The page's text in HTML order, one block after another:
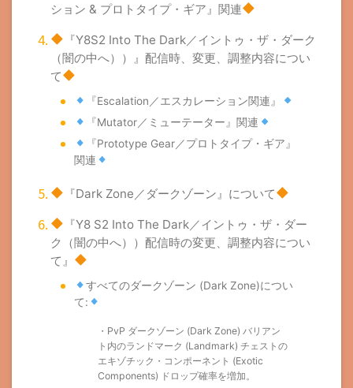
ション & プロトタイプ・ギア』関連
『Y8S2 Into The Dark／イントゥ・ザ・ダーク
（闇の中へ））』配信時、変更、調整内容につい
て
『Escalation／エスカレーション関連』
『Mutator／ミューテーター』関連
『Prototype Gear／プロトタイプ・ギア』
関連
『Dark Zone／ダークゾーン』について
『Y8 S2 Into The Dark／イントゥ・ザ・ダー
ク（闇の中へ））配信時の変更、調整内容につい
て』
すべてのダークゾーン (Dark Zone)につい
て:
・PvP ダークゾーン (Dark Zone) バリアン
ト内のランドマーク (Landmark) チェストの
エキゾチック・コンポーネント (Exotic
Components) ドロップ確率を増加。